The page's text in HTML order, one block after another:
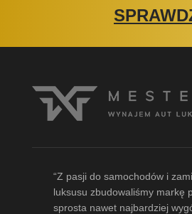
“Z pasji do samochodów i
luksusu zbudowaliśmy markę
sprosta nawet najbardziej